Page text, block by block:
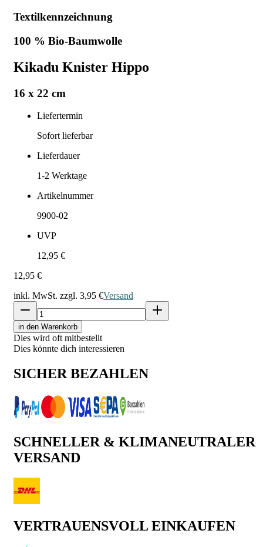
Textilkennzeichnung
100 % Bio-Baumwolle
Kikadu Knister Hippo
16 x 22 cm
Liefertermin
Sofort lieferbar
Lieferdauer
1-2 Werktage
Artikelnummer
9900-02
UVP
12,95 €
12,95 €
inkl. MwSt. zzgl. 3,95 €Versand
in den Warenkorb
Dies wird oft mitbestellt
Dies könnte dich interessieren
SICHER BEZAHLEN
SCHNELLER & KLIMANEUTRALER
VERSAND
VERTRAUENSVOLL EINKAUFEN